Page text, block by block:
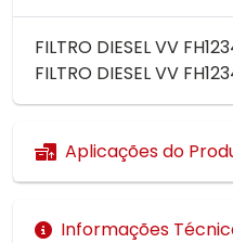
FILTRO DIESEL VV
FILTRO DIESEL VV
Aplicações do
Informações